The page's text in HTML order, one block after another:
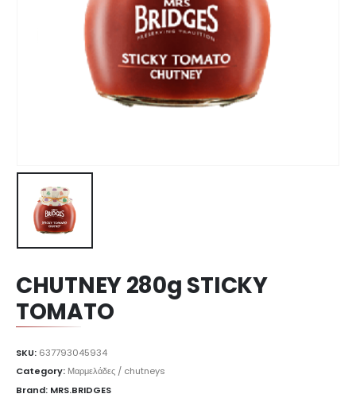
CHUTNEY 280g STICKY
TOMATO
SKU: 637793045934
Category: Μαρμελάδες / chutneys
Brand: MRS.BRIDGES